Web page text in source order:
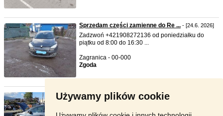
Używamy plików cookie
Sprzedam części zamienne do Re ... - [24.6. 2026]
Zadzwoń +421908272136 od poniedziałku do
piątku od 8:00 do 16:30 ...
Zagranica - 00-000
Zgoda
Sprzedam części zamienne do re ...
piątku od 8:00 do 16:30 ...